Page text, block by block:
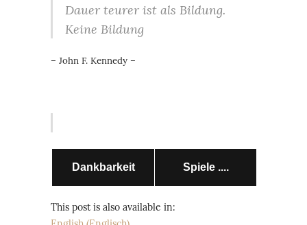
Dauer teurer ist als Bildung.
Keine Bildung
– John F. Kennedy –
Dankbarkeit Spiele ....
This post is also available in: